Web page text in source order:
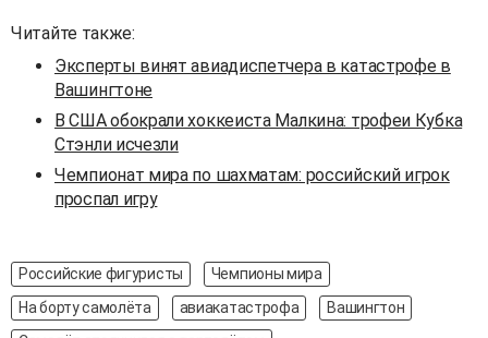
Читайте также:
Эксперты винят авиадиспетчера в катастрофе в
Вашингтоне
В США обокрали хоккеиста Малкина: трофеи Кубка
Стэнли исчезли
Чемпионат мира по шахматам: российский игрок
проспал игру
Российские фигуристы
Чемпионы мира
На борту самолёта
авиакатастрофа
Вашингтон